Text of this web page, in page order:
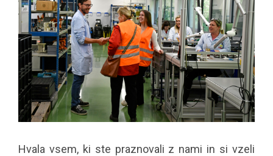
Hvala vsem, ki ste praznovali z nami in si vzeli